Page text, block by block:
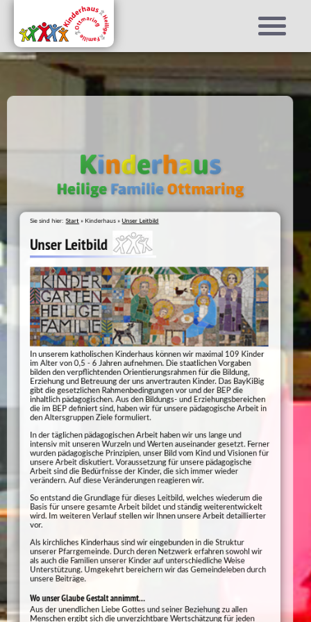
Kinderhaus
HeiligeFamilieOttmaring
Sie sind hier:Start» Kinderhaus »Unser Leitbild
Unser Leitbild
In unserem katholischen Kinderhaus können wir maximal 109 Kinder
im Alter von 0,5 - 6 Jahren aufnehmen. Die staatlichen Vorgaben
bilden den verpflichtenden Orientierungsrahmen für die Bildung,
Erziehung und Betreuung der uns anvertrauten Kinder. Das BayKiBig
gibt die gesetzlichen Rahmenbedingungen vor und der BEP die
inhaltlich pädagogischen. Aus den Bildungs- und Erziehungsbereichen
die im BEP definiert sind, haben wir für unsere pädagogische Arbeit in
den Altersgruppen Ziele formuliert.
In der täglichen pädagogischen Arbeit haben wir uns lange und
intensiv mit unseren Wurzeln und Werten auseinander gesetzt. Ferner
wurden pädagogische Prinzipien, unser Bild vom Kind und Visionen für
unsere Arbeit diskutiert. Voraussetzung für unsere pädagogische
Arbeit sind die Bedürfnisse der Kinder, die sich immer wieder
verändern. Auf diese Veränderungen reagieren wir.
So entstand die Grundlage für dieses Leitbild, welches wiederum die
Basis für unsere gesamte Arbeit bildet und ständig weiterentwickelt
wird. Im weiteren Verlauf stellen wir Ihnen unsere Arbeit detaillierter
vor.
Als kirchliches Kinderhaus sind wir eingebunden in die Struktur
unserer Pfarrgemeinde. Durch deren Netzwerk erfahren sowohl wir
als auch die Familien unserer Kinder auf unterschiedliche Weise
Unterstützung. Umgekehrt bereichern wir das Gemeindeleben durch
unsere Beiträge.
Wo unser Glaube Gestalt annimmt…
Aus der unendlichen Liebe Gottes und seiner Beziehung zu allen
Menschen ergibt sich die unverzichtbare Wertschätzung für jeden